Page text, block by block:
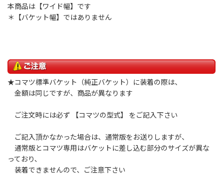
本商品は【ワイド幅】です
＊【バケット幅】ではありません
★コマツ標準バケット（純正バケット）に装着の際は、
金額は同じですが、商品が異なります
ご注文時には必ず 【コマツの型式】 をご記入下さい
ご記入頂かなかった場合は、通常版をお送りしますが、
通常版とコマツ専用はバケットに差し込む部分のサイズが異な
っており、
装着できませんので、ご注意下さい